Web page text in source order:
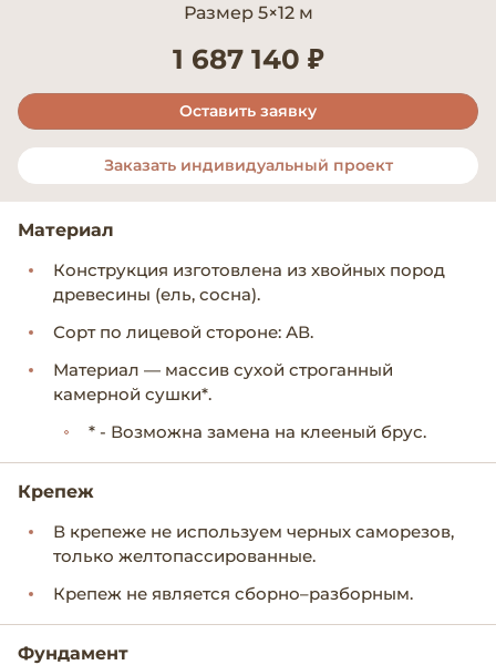
Размер 5×12 м
1 687 140 ₽
Оставить заявку
Заказать индивидуальный проект
Материал
Конструкция изготовлена из хвойных пород
древесины (ель, сосна).
Сорт по лицевой стороне: АВ.
Материал — массив сухой строганный
камерной сушки*.
* - Возможна замена на клееный брус.
Крепеж
В крепеже не используем черных саморезов,
только желтопассированные.
Крепеж не является сборно–разборным.
Фундамент